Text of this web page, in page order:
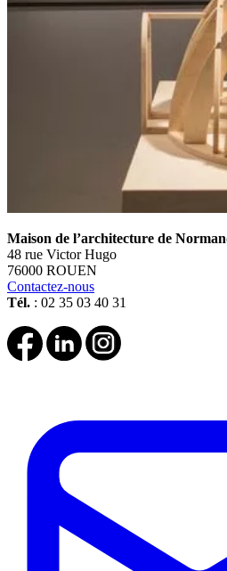
Maison de l’architecture de
48 rue Victor Hugo
76000 ROUEN
Contactez-nous
Tél. : 02 35 03 40 31